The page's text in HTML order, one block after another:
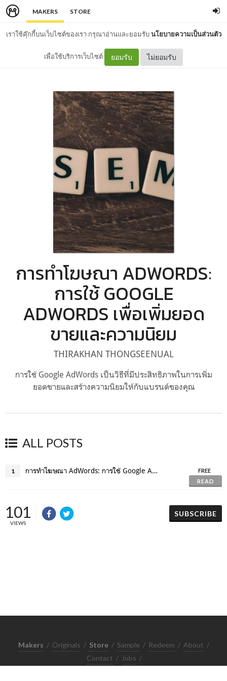
MAKERS STORE
เราใช้คุ๊กกี้บนเว็บไซต์ของเรา กรุณาอ่านและยอมรับนโยบายความเป็นส่วนตัว
เพื่อใช้บริการเว็บไซต์ ยอมรับ ไม่ยอมรับ
การทำโฆษณา ADWORDS:
การใช้ GOOGLE
ADWORDS เพื่อเพิ่มยอด
ขายและความนิยม
THIRAKHAN THONGSEENUAL
การใช้ Google AdWords เป็นวิธีที่มีประสิทธิภาพในการเพิ่ม
ยอดขายและสร้างความนิยมให้กับแบรนด์ของคุณ
ALL POSTS
1 การทำโฆษณา AdWords: การใช้ Google AdWords เพื่อเพิ่มยอดขายและความนิยม
FREE
READ
101
VIEWS
SUBSCRIBE
Makers / Originals / Store / Sample / Redeem / About /
Contact / Jobs /